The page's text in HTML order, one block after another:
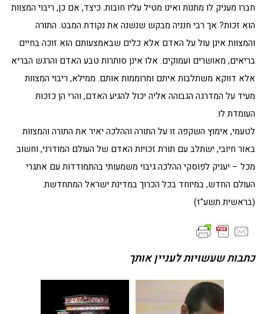
חברו מעניק לו מתנות ואינו מטיל עליו חובות. כיצד, אם כן, ריבוי המצוות
הוא זכות? אך רבי חנניה מבקש שנשנה את נקודת המבט. התורה
והמצוות אינן עול על האדם אלא כלים שבאמצעותם הוא זוכה בחיים
בריאים, מאושרים ועמוקים. אלו אינן סותרות טבע האדם והרגש הבריא
אלא דווקא משתלבות איתם ומרוממות אותם. ממילא, ריבוי המצוות
מעיד על המדרגה הגבוהה אליה יכול להגיע האדם, והרי הן כזכות
העומדת לו.
לטעמי, אימוץ השקפה זו על התורה וההלכה יאיר את התורה והמצוות
באור חיובי, ישתלב עם תורת זכויות האדם של העולם המודרני, וחשוב
מכל – יעניק לפוסקי ההלכה גיבוי משמעותי בהתמודדות עם אתגרי
העולם החדש, במיוחד בכל הכרוך במדינת ישראל המתחדשת.
(בראשית תשע"ז)
כתבות שעשויות לעניין אותך